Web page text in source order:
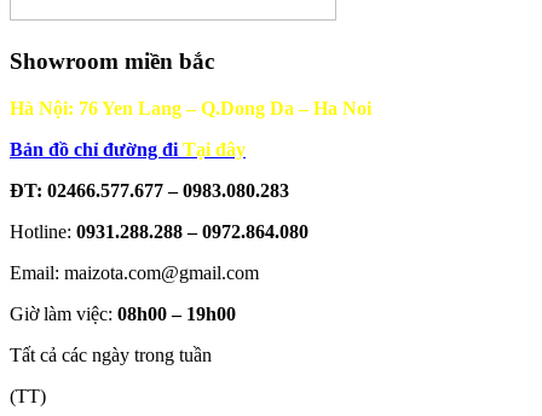
Showroom miền bắc
Hà Nội: 76 Yen Lang – Q.Dong Da – Ha Noi
Bản đồ chỉ đường đi Tại đây
ĐT: 02466.577.677 – 0983.080.283
Hotline: 0931.288.288 – 0972.864.080
Email: maizota.com@gmail.com
Giờ làm việc: 08h00 – 19h00
Tất cả các ngày trong tuần
(TT)